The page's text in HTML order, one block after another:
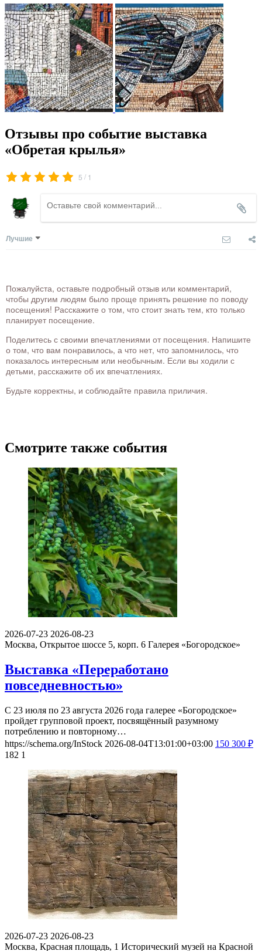
Отзывы про событие выставка
«Обретая крылья»
5 / 1
Лучшие
Пожалуйста, оставьте подробный отзыв или комментарий,
чтобы другим людям было проще принять решение по поводу
посещения! Расскажите о том, что стоит знать тем, кто только
планирует посещение.
Поделитесь с своими впечатлениями от посещения. Напишите
о том, что вам понравилось, а что нет, что запомнилось, что
показалось интересным или необычным. Если вы ходили с
детьми, расскажите об их впечатлениях.
Будьте корректны, и соблюдайте правила приличия.
Смотрите также события
2026-07-23 2026-08-23
Москва, Открытое шоссе 5, корп. 6 Галерея «Богородское»
Выставка «Переработано
повседневностью»
С 23 июля по 23 августа 2026 года галерее «Богородское»
пройдет групповой проект, посвящённый разумному
потреблению и повторному…
https://schema.org/InStock 2026-08-04T13:01:00+03:00 150 300 ₽
182 1
2026-07-23 2026-08-23
Москва, Красная площадь, 1 Исторический музей на Красной